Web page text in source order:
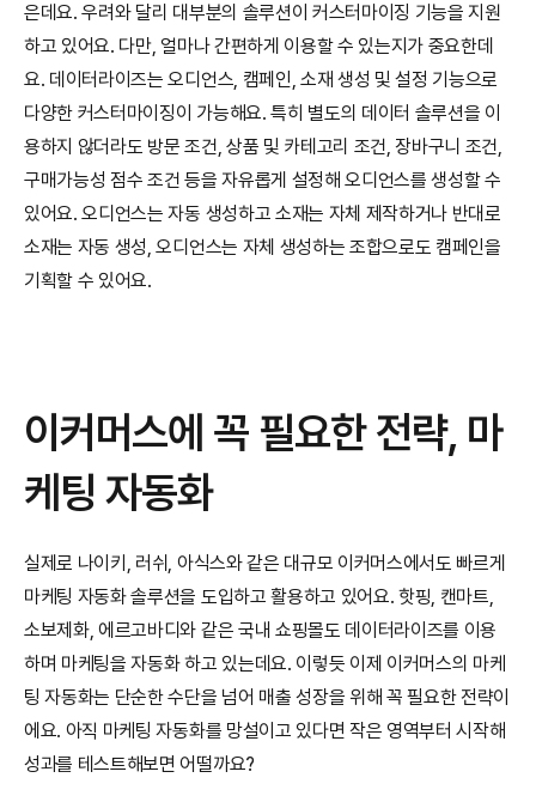
은데요. 우려와 달리 대부분의 솔루션이 커스터마이징 기능을 지원
하고 있어요. 다만, 얼마나 간편하게 이용할 수 있는지가 중요한데
요. 데이터라이즈는 오디언스, 캠페인, 소재 생성 및 설정 기능으로
다양한 커스터마이징이 가능해요. 특히 별도의 데이터 솔루션을 이
용하지 않더라도 방문 조건, 상품 및 카테고리 조건, 장바구니 조건,
구매가능성 점수 조건 등을 자유롭게 설정해 오디언스를 생성할 수
있어요. 오디언스는 자동 생성하고 소재는 자체 제작하거나 반대로
소재는 자동 생성, 오디언스는 자체 생성하는 조합으로도 캠페인을
기획할 수 있어요.
이커머스에 꼭 필요한 전략, 마
케팅 자동화
실제로 나이키, 러쉬, 아식스와 같은 대규모 이커머스에서도 빠르게
마케팅 자동화 솔루션을 도입하고 활용하고 있어요. 핫핑, 캔마트,
소보제화, 에르고바디와 같은 국내 쇼핑몰도 데이터라이즈를 이용
하며 마케팅을 자동화 하고 있는데요. 이렇듯 이제 이커머스의 마케
팅 자동화는 단순한 수단을 넘어 매출 성장을 위해 꼭 필요한 전략이
에요. 아직 마케팅 자동화를 망설이고 있다면 작은 영역부터 시작해
성과를 테스트해보면 어떨까요?